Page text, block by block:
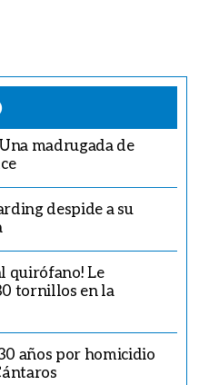
madrugada de
despide a su
quirófano! Le
tornillos en la
años por homicidio